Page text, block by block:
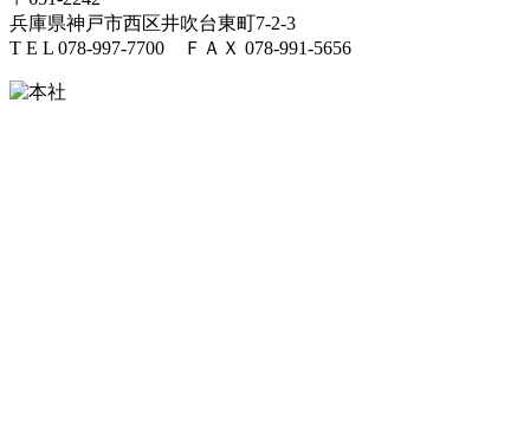
兵庫県神戸市西区井吹台東町7-2-3
T E L 078-997-7700 ＦＡＸ 078-991-5656